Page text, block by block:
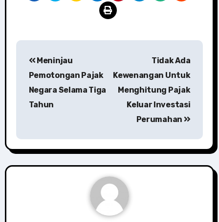
navigation
Meninjau
Pemotongan Pajak
Negara Selama Tiga
Tahun
Tidak Ada
Kewenangan Untuk
Menghitung Pajak
Keluar Investasi
Perumahan